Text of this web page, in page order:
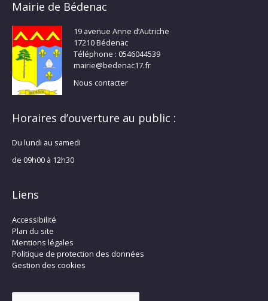
Mairie de Bédenac
19 avenue Anne d’Autriche
17210 Bédenac
Téléphone : 0546044539
mairie@bedenac17.fr
Nous contacter
Horaires d’ouverture au public :
Du lundi au samedi
de 09h00 à 12h30
Liens
Accessibilité
Plan du site
Mentions légales
Politique de protection des données
Gestion des cookies